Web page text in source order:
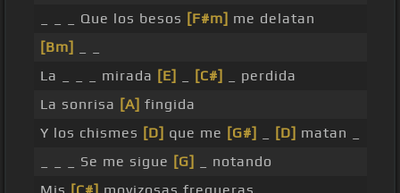
_ _ _ Que los besos [F#m] me delatan
[Bm]
La _ _ _ mirada [E] [C#]
_ perdida
La sonrisa [A] fingida
Y los chismes [D] que me [G#] [D] matan _
_ _ _ Se me sigue [G]
_ notando